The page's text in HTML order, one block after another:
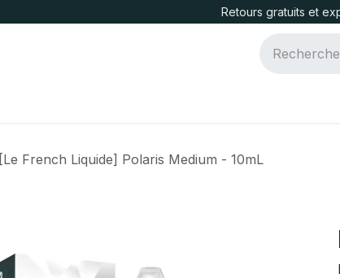
Retours gratuits et
[Le French Liquide] Polaris Medium - 10mL